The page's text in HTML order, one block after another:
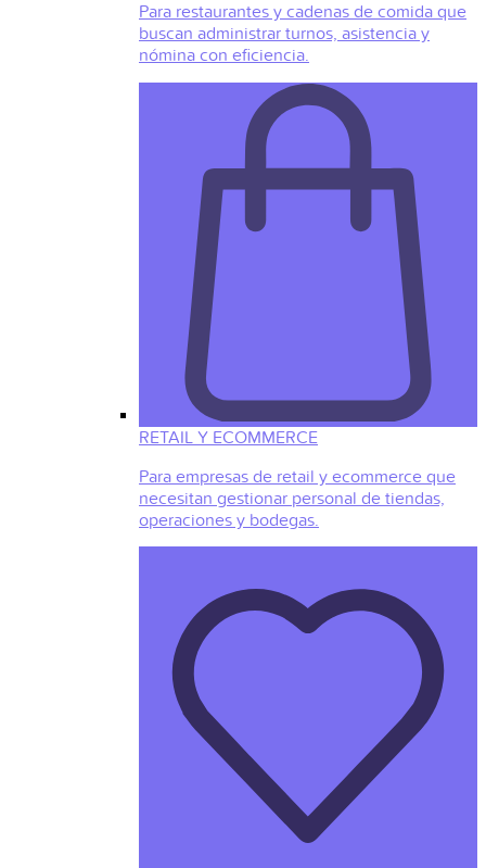
Para restaurantes y cadenas de comida que
buscan administrar turnos, asistencia y
nómina con eficiencia.
RETAIL Y ECOMMERCE
Para empresas de retail y ecommerce que
necesitan gestionar personal de tiendas,
operaciones y bodegas.